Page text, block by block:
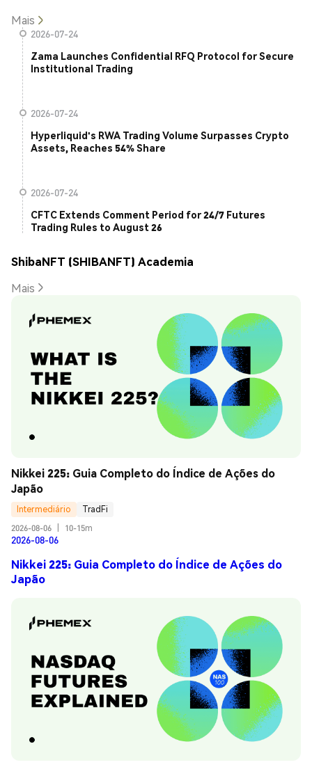
Mais
2026-07-24
Zama Launches Confidential RFQ Protocol for Secure
Institutional Trading
2026-07-24
Hyperliquid's RWA Trading Volume Surpasses Crypto
Assets, Reaches 54% Share
2026-07-24
CFTC Extends Comment Period for 24/7 Futures
Trading Rules to August 26
ShibaNFT (SHIBANFT) Academia
Mais
Nikkei 225: Guia Completo do Índice de Ações do
Japão
Intermediário
TradFi
2026-08-06
10-15m
2026-08-06
Nikkei 225: Guia Completo do Índice de Ações do
Japão